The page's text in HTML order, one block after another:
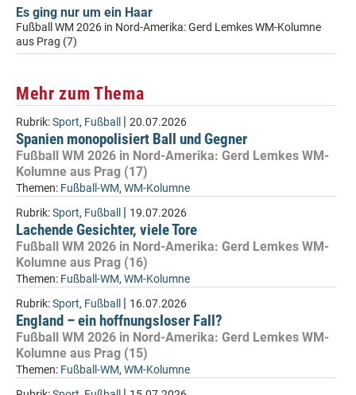
Es ging nur um ein Haar
Fußball WM 2026 in Nord-Amerika: Gerd Lemkes WM-Kolumne
aus Prag (7)
Mehr zum Thema
Rubrik:Sport, Fußball | 20.07.2026
Spanien monopolisiert Ball und Gegner
Fußball WM 2026 in Nord-Amerika: Gerd Lemkes WM-
Kolumne aus Prag (17)
Themen: Fußball-WM, WM-Kolumne
Rubrik:Sport, Fußball | 19.07.2026
Lachende Gesichter, viele Tore
Fußball WM 2026 in Nord-Amerika: Gerd Lemkes WM-
Kolumne aus Prag (16)
Themen: Fußball-WM, WM-Kolumne
Rubrik:Sport, Fußball | 16.07.2026
England – ein hoffnungsloser Fall?
Fußball WM 2026 in Nord-Amerika: Gerd Lemkes WM-
Kolumne aus Prag (15)
Themen: Fußball-WM, WM-Kolumne